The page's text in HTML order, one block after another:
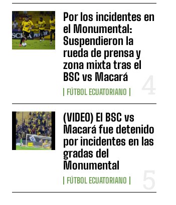
Por los incidentes en
el Monumental:
Suspendieron la
rueda de prensa y
zona mixta tras el
BSC vs Macará
FÚTBOL ECUATORIANO
(VIDEO) El BSC vs
Macará fue detenido
por incidentes en las
gradas del
Monumental
FÚTBOL ECUATORIANO